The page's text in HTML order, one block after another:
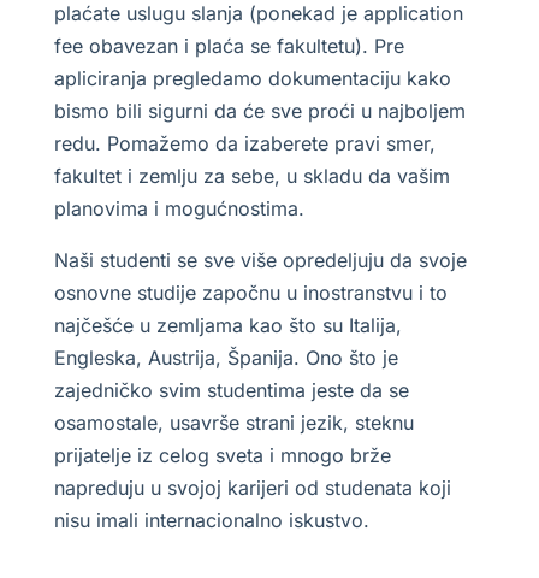
plaćate uslugu slanja (ponekad je application
fee obavezan i plaća se fakultetu). Pre
apliciranja pregledamo dokumentaciju kako
bismo bili sigurni da će sve proći u najboljem
redu. Pomažemo da izaberete pravi smer,
fakultet i zemlju za sebe, u skladu da vašim
planovima i mogućnostima.
Naši studenti se sve više opredeljuju da svoje
osnovne studije započnu u inostranstvu i to
najčešće u zemljama kao što su Italija,
Engleska, Austrija, Španija. Ono što je
zajedničko svim studentima jeste da se
osamostale, usavrše strani jezik, steknu
prijatelje iz celog sveta i mnogo brže
napreduju u svojoj karijeri od studenata koji
nisu imali internacionalno iskustvo.